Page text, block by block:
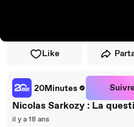
Like
20Minutes Suivre
Nicolas Sarkozy : La
il y a 18 ans